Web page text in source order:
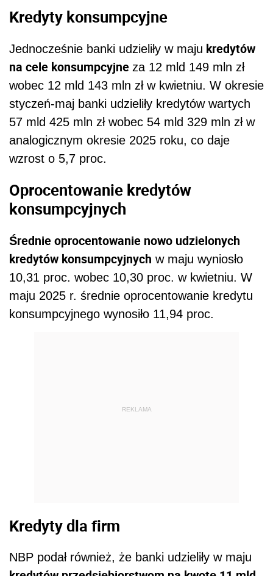
Kredyty konsumpcyjne
Jednocześnie banki udzieliły w maju kredytów
na cele konsumpcyjne za 12 mld 149 mln zł
wobec 12 mld 143 mln zł w kwietniu. W okresie
styczeń-maj banki udzieliły kredytów wartych
57 mld 425 mln zł wobec 54 mld 329 mln zł w
analogicznym okresie 2025 roku, co daje
wzrost o 5,7 proc.
Oprocentowanie kredytów
konsumpcyjnych
Średnie oprocentowanie nowo udzielonych
kredytów konsumpcyjnych w maju wyniosło
10,31 proc. wobec 10,30 proc. w kwietniu. W
maju 2025 r. średnie oprocentowanie kredytu
konsumpcyjnego wynosiło 11,94 proc.
REKLAMA
Kredyty dla firm
NBP podał również, że banki udzieliły w maju